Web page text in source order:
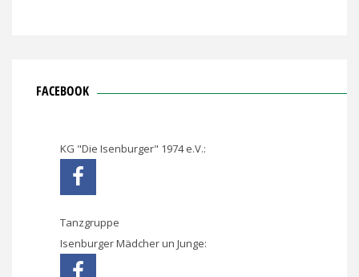
FACEBOOK
KG "Die Isenburger" 1974 e.V.:
Tanzgruppe
Isenburger Mädcher un Junge: